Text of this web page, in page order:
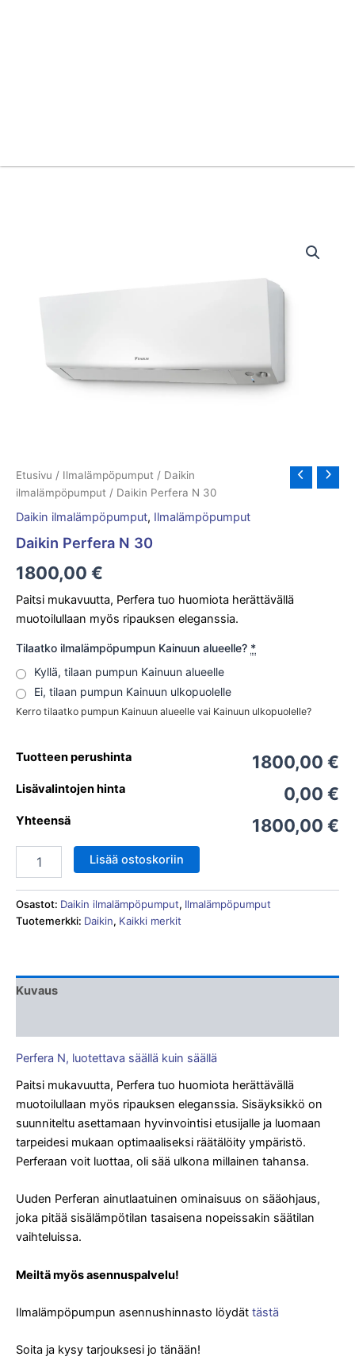
Etusivu / Ilmalämpöpumput / Daikin
ilmalämpöpumput / Daikin Perfera N 30
Daikin ilmalämpöpumput, Ilmalämpöpumput
Daikin Perfera N 30
1800,00 €
Paitsi mukavuutta, Perfera tuo huomiota herättävällä
muotoilullaan myös ripauksen eleganssia.
Tilaatko ilmalämpöpumpun Kainuun alueelle? *
Kyllä, tilaan pumpun Kainuun alueelle
Ei, tilaan pumpun Kainuun ulkopuolelle
Kerro tilaatko pumpun Kainuun alueelle vai Kainuun ulkopuolelle?
Tuotteen perushinta 1800,00 €
Lisävalintojen hinta 0,00 €
Yhteensä 1800,00 €
Lisää ostoskoriin
Osastot: Daikin ilmalämpöpumput, Ilmalämpöpumput
Tuotemerkki: Daikin, Kaikki merkit
Kuvaus
Perfera N, luotettava säällä kuin säällä
Paitsi mukavuutta, Perfera tuo huomiota herättävällä
muotoilullaan myös ripauksen eleganssia. Sisäyksikkö on
suunniteltu asettamaan hyvinvointisi etusijalle ja luomaan
tarpeidesi mukaan optimaaliseksi räätälöity ympäristö.
Perferaan voit luottaa, oli sää ulkona millainen tahansa.
Uuden Perferan ainutlaatuinen ominaisuus on sääohjaus,
joka pitää sisälämpötilan tasaisena nopeissakin säätilan
vaihteluissa.
Meiltä myös asennuspalvelu!
Ilmalämpöpumpun asennushinnasto löydät tästä
Soita ja kysy tarjouksesi jo tänään!